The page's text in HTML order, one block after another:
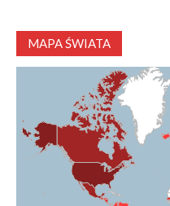
MAPA ŚWIATA